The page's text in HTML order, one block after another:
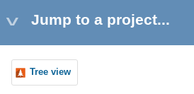
Jump to a project...
Tree view